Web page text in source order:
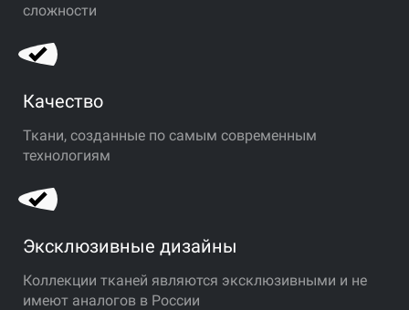
сложности
Качество
Ткани, созданные по самым современным
технологиям
Эксклюзивные дизайны
Коллекции тканей являются эксклюзивными и не
имеют аналогов в России